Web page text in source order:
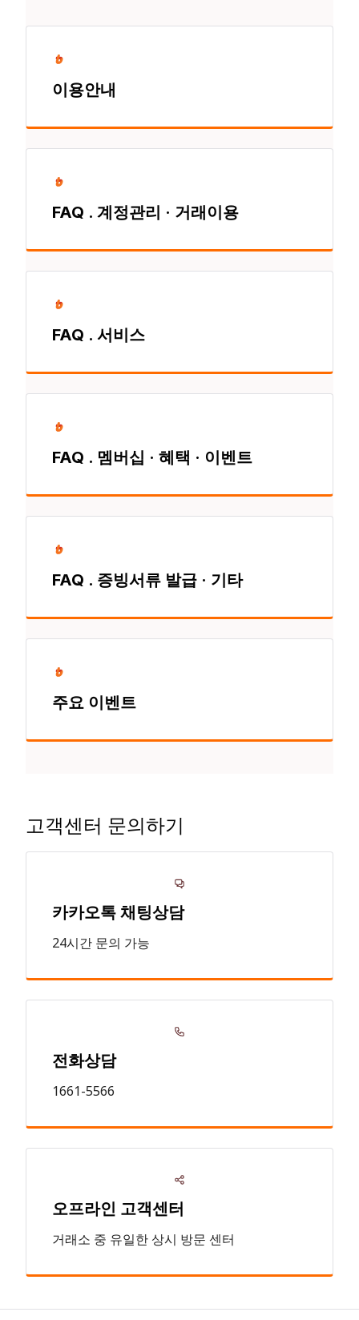
이용안내
FAQ . 계정관리 · 거래이용
FAQ . 서비스
FAQ . 멤버십 · 혜택 · 이벤트
FAQ . 증빙서류 발급 · 기타
주요 이벤트
고객센터 문의하기
카카오톡 채팅상담
24시간 문의 가능
전화상담
1661-5566
오프라인 고객센터
거래소 중 유일한 상시 방문 센터